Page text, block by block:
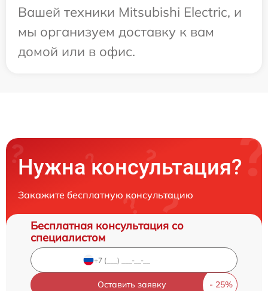
Вашей техники Mitsubishi Electric, и
мы организуем доставку к вам
домой или в офис.
Нужна консультация?
Закажите бесплатную консультацию
Бесплатная консультация со
специалистом
Оставить заявку